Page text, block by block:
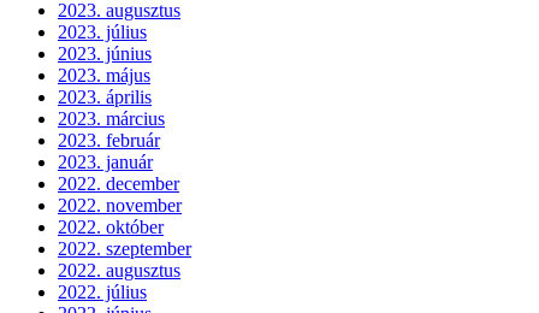
2023. augusztus
2023. július
2023. június
2023. május
2023. április
2023. március
2023. február
2023. január
2022. december
2022. november
2022. október
2022. szeptember
2022. augusztus
2022. július